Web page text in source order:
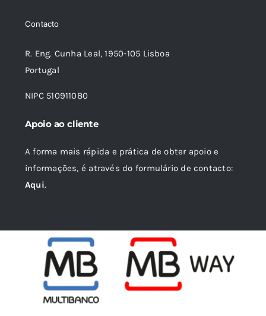
14,66 €.13,20 €.
Contacto
R. Eng. Cunha Leal, 1950-105 Lisboa
Portugal
NIPC 510911080
Apoio ao cliente
A forma mais rápida e prática de obter apoio e
informações, é através do formulário de contacto:
Aqui.